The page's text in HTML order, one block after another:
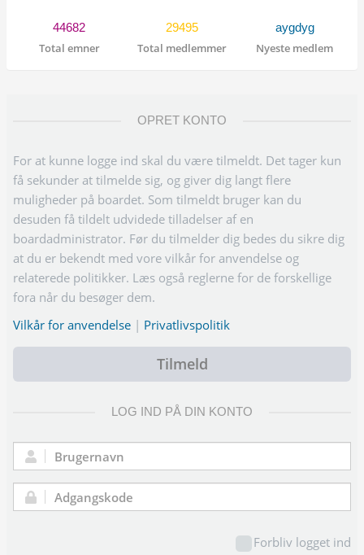
44682
Total emner
29495
Total medlemmer
aygdyg
Nyeste medlem
OPRET KONTO
For at kunne logge ind skal du være tilmeldt. Det tager kun
få sekunder at tilmelde sig, og giver dig langt flere
muligheder på boardet. Som tilmeldt bruger kan du
desuden få tildelt udvidede tilladelser af en
boardadministrator. Før du tilmelder dig bedes du sikre dig
at du er bekendt med vore vilkår for anvendelse og
relaterede politikker. Læs også reglerne for de forskellige
fora når du besøger dem.
Vilkår for anvendelse | Privatlivspolitik
Tilmeld
LOG IND PÅ DIN KONTO
Brugernavn:
Adgangskode:
Forbliv logget ind